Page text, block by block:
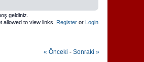
geldiniz.
allowed to view links. Register or Login
« Önceki - Sonraki »